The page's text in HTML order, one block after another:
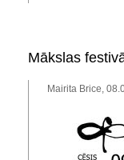
Mākslas
Mairita Brice,